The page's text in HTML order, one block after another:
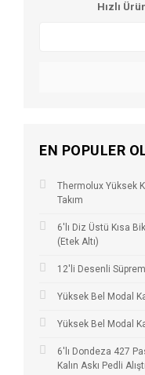
Hızlı
EN POPULER
Thermolux Yüksek
Takım
6'lı Diz Üstü Kısa
(Etek Altı)
12'li Desenli
Yüksek Bel Modal
Yüksek Bel Modal
6'lı Dondeza 427
Kalın Askı Pedli